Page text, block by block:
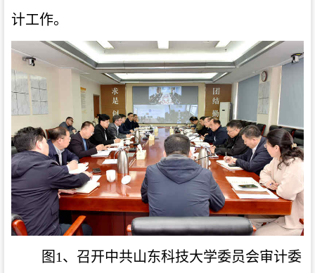
计工作。
图1、召开中共山东科技大学委员会审计委